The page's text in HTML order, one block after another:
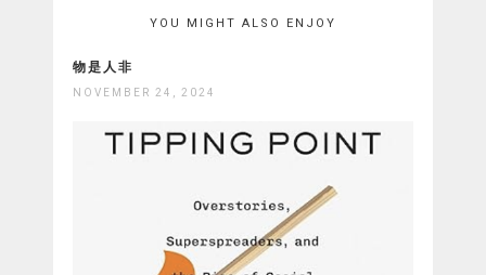
YOU MIGHT ALSO ENJOY
物是人非
NOVEMBER 24, 2024